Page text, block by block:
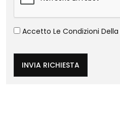
Accetto Le Condizioni Della
INVIA RICHIESTA